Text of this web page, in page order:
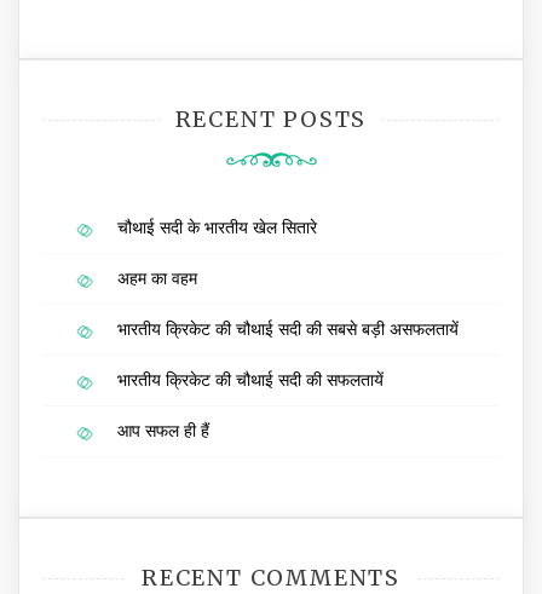
RECENT POSTS
चौथाई सदी के भारतीय खेल सितारे
अहम का वहम
भारतीय क्रिकेट की चौथाई सदी की सबसे बड़ी असफलतायें
भारतीय क्रिकेट की चौथाई सदी की सफलतायें
आप सफल ही हैं
RECENT COMMENTS